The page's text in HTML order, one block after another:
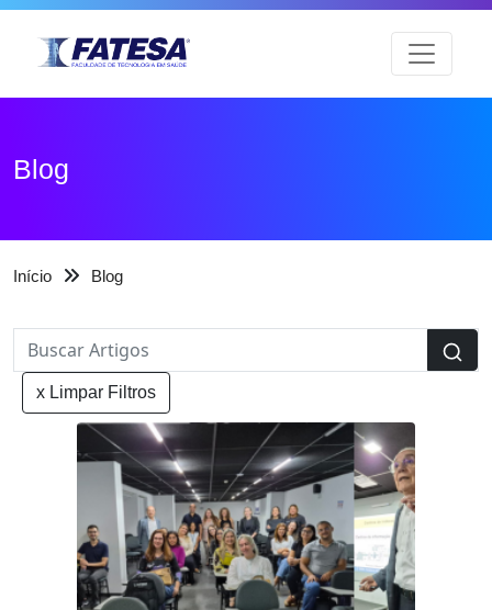
Blog
Início Blog
x Limpar Filtros